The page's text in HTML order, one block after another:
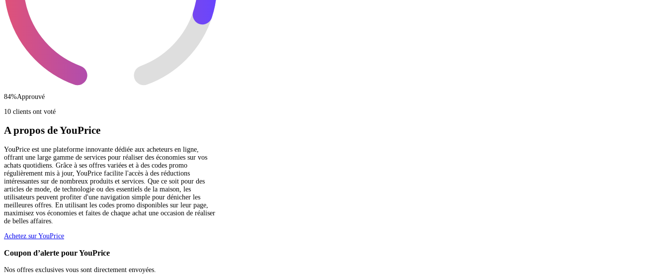
84%Approuvé
10 clients ont voté
A propos de YouPrice
YouPrice est une plateforme innovante dédiée aux acheteurs en ligne,
offrant une large gamme de services pour réaliser des économies sur vos
achats quotidiens. Grâce à ses offres variées et à des codes promo
régulièrement mis à jour, YouPrice facilite l'accès à des réductions
intéressantes sur de nombreux produits et services. Que ce soit pour des
articles de mode, de technologie ou des essentiels de la maison, les
utilisateurs peuvent profiter d'une navigation simple pour dénicher les
meilleures offres. En utilisant les codes promo disponibles sur leur page,
maximisez vos économies et faites de chaque achat une occasion de réaliser
de belles affaires.
Achetez sur YouPrice
Coupon d’alerte pour YouPrice
Nos offres exclusives vous sont directement envoyées.